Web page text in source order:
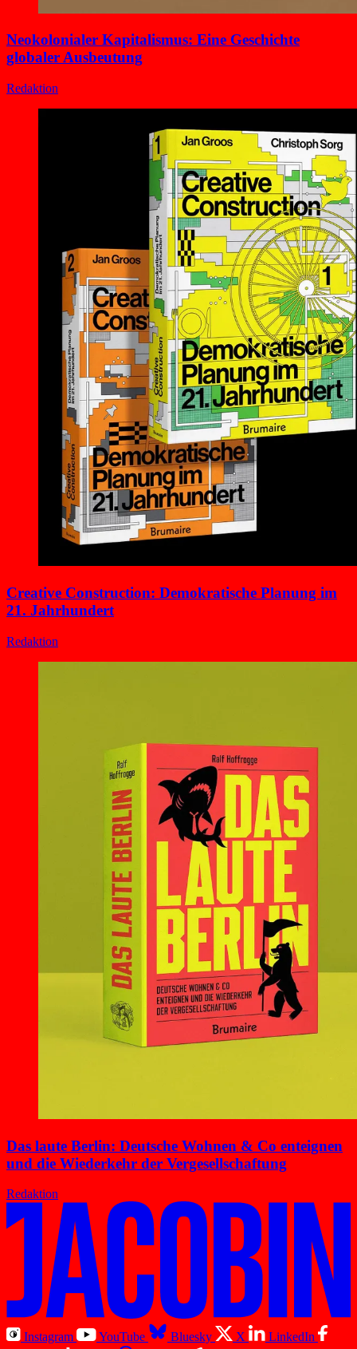
Neokolonialer Kapitalismus: Eine Geschichte
globaler Ausbeutung
Redaktion
Creative Construction: Demokratische Planung im
21. Jahrhundert
Redaktion
Das laute Berlin: Deutsche Wohnen & Co enteignen
und die Wiederkehr der Vergesellschaftung
Redaktion
Instagram YouTube Bluesky X
LinkedIn